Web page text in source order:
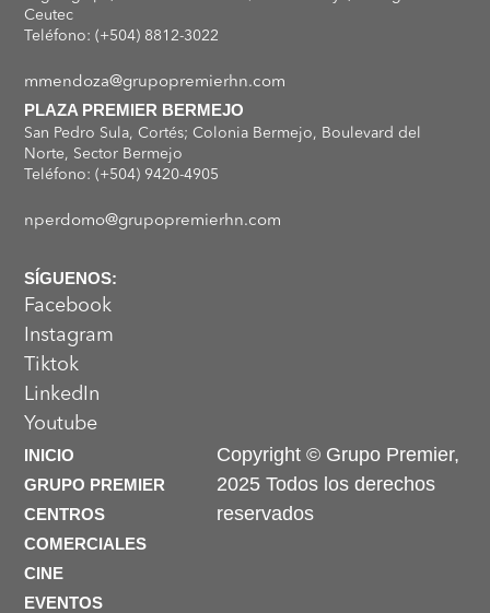
Ceutec
Teléfono: (+504) 8812-3022
mmendoza@grupopremierhn.com
PLAZA PREMIER BERMEJO
San Pedro Sula, Cortés; Colonia Bermejo, Boulevard del
Norte, Sector Bermejo
Teléfono: (+504) 9420-4905
nperdomo@grupopremierhn.com
SÍGUENOS:
Facebook
Instagram
Tiktok
LinkedIn
Youtube
INICIO
GRUPO PREMIER
CENTROS
COMERCIALES
CINE
EVENTOS
Copyright © Grupo Premier,
2025 Todos los derechos
reservados